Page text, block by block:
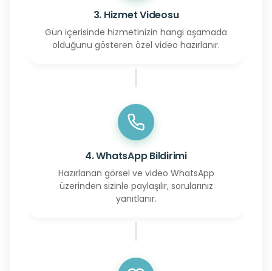
3. Hizmet Videosu
Gün içerisinde hizmetinizin hangi aşamada
olduğunu gösteren özel video hazırlanır.
4. WhatsApp Bildirimi
Hazırlanan görsel ve video WhatsApp
üzerinden sizinle paylaşılır, sorularınız
yanıtlanır.